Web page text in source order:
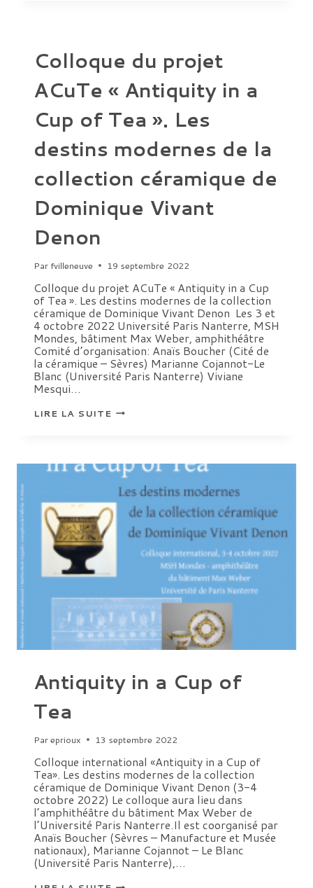
Colloque du projet
ACuTe « Antiquity in a
Cup of Tea ». Les
destins modernes de la
collection céramique de
Dominique Vivant
Denon
Par fvilleneuve 19 septembre 2022
Colloque du projet ACuTe « Antiquity in a Cup
of Tea ». Les destins modernes de la collection
céramique de Dominique Vivant Denon Les 3 et
4 octobre 2022 Université Paris Nanterre, MSH
Mondes, bâtiment Max Weber, amphithéâtre
Comité d’organisation: Anaïs Boucher (Cité de
la céramique – Sèvres) Marianne Cojannot-Le
Blanc (Université Paris Nanterre) Viviane
Mesqui…
LIRE LA SUITECOLLOQUE
DU
A
CUP
OF
TEA ».
LES
DESTINS
MODERNES
COLLECTION
CÉRAMIQUE
DE
DOMINIQUE
VIVANT
DENON
Antiquity in a Cup of
Tea
Pareprioux 13 septembre 2022
Colloque international «Antiquity in a Cup of
Tea». Les destins modernes de la collection
céramique de Dominique Vivant Denon (3-4
octobre 2022) Le colloque aura lieu dans
l’amphithéâtre du bâtiment Max Weber de
l’Université Paris Nanterre.Il est coorganisé par
Anaïs Boucher (Sèvres – Manufacture et Musée
nationaux), Marianne Cojannot – Le Blanc
(Université Paris Nanterre),…
ANTIQUITY